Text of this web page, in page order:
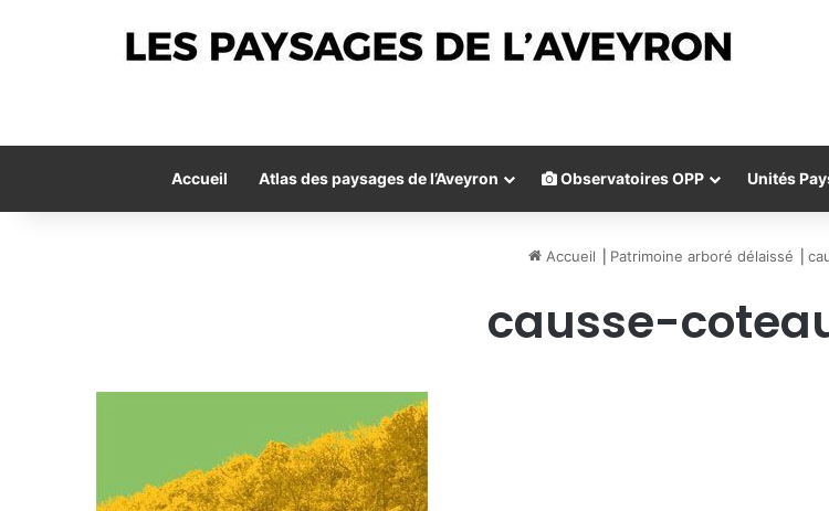
Accueil Atlas des paysages de l’Aveyron Observatoires OPP Unités
Accueil Patrimoine arboré délaissé
causse-